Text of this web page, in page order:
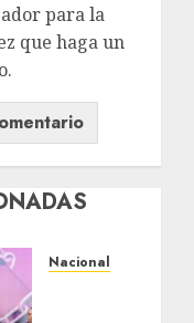
para la
que haga un
Nacional